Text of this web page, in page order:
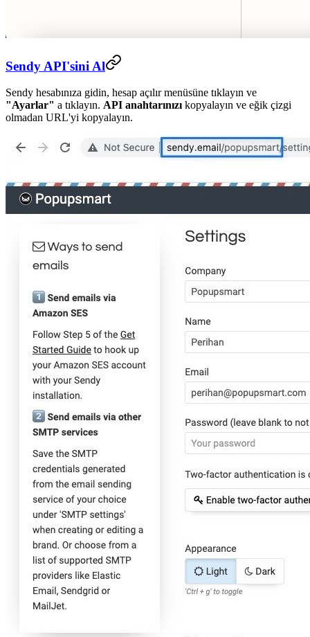
Sendy API'sini Al
Sendy hesabınıza gidin, hesap açılır menüsüne tıklayın ve
"Ayarlar" a tıklayın. API anahtarınızı kopyalayın ve eğik çizgi
olmadan URL'yi kopyalayın.